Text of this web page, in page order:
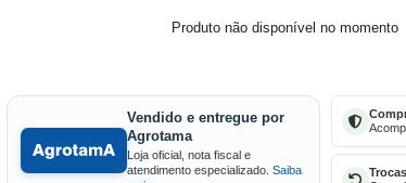
Produto não disponível no momento
Vendido e entregue por
Agrotama
Loja oficial, nota fiscal e
atendimento especializado. Saiba